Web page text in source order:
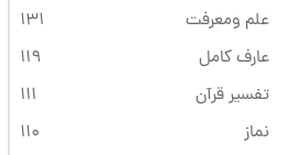
علم ومعرفت
131
عارف کامل
119
تفسیر قرآن
111
نماز
110